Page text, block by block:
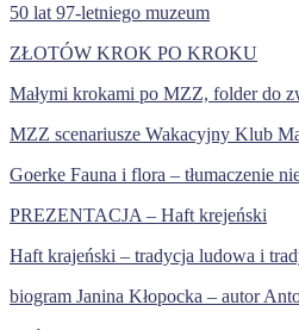
50 lat 97-letniego muzeum
ZŁOTÓW KROK PO KROKU
Małymi krokami po MZZ, folder do
MZZ scenariusze Wakacyjny Klub
Goerke Fauna i flora – tłumaczenie
PREZENTACJA – Haft krejeński
Haft krajeński – tradycja ludowa i
biogram Janina Kłopocka – autor